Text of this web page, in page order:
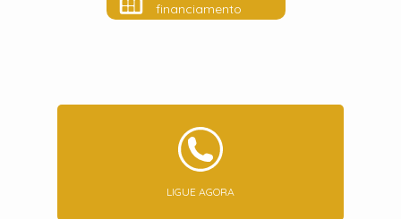
financiamento
LIGUE AGORA